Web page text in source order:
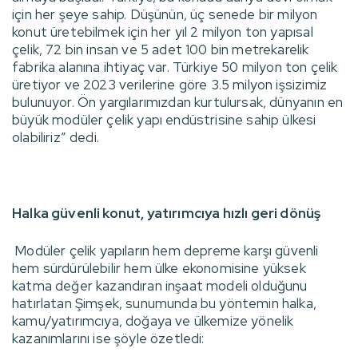
için her şeye sahip. Düşünün, üç senede bir milyon
konut üretebilmek için her yıl 2 milyon ton yapısal
çelik, 72 bin insan ve 5 adet 100 bin metrekarelik
fabrika alanına ihtiyaç var. Türkiye 50 milyon ton çelik
üretiyor ve 2023 verilerine göre 3.5 milyon işsizimiz
bulunuyor. Ön yargılarımızdan kurtulursak, dünyanın en
büyük modüler çelik yapı endüstrisine sahip ülkesi
olabiliriz” dedi.
Halka güvenli konut, yatırımcıya hızlı geri dönüş
Modüler çelik yapıların hem depreme karşı güvenli
hem sürdürülebilir hem ülke ekonomisine yüksek
katma değer kazandıran inşaat modeli olduğunu
hatırlatan Şimşek, sunumunda bu yöntemin halka,
kamu/yatırımcıya, doğaya ve ülkemize yönelik
kazanımlarını ise şöyle özetledi: